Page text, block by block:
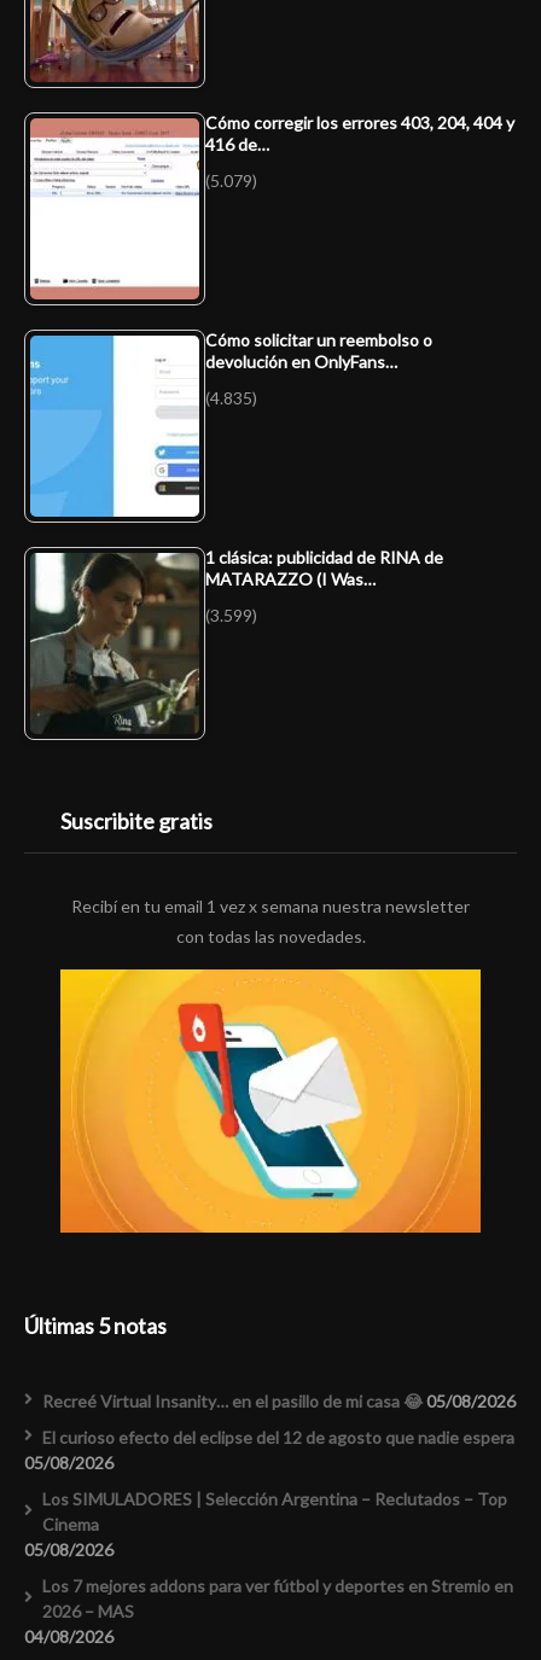
Cómo corregir los errores 403, 204, 404 y
416 de…
(5.079)
Cómo solicitar un reembolso o
devolución en OnlyFans…
(4.835)
1 clásica: publicidad de RINA de
MATARAZZO (I Was…
(3.599)
Suscribite gratis
Recibí en tu email 1 vez x semana nuestra newsletter
con todas las novedades.
Últimas 5 notas
Recreé Virtual Insanity… en el pasillo de mi casa 😂05/08/2026
El curioso efecto del eclipse del 12 de agosto que nadie espera
05/08/2026
Los SIMULADORES | Selección Argentina – Reclutados – Top
Cinema
05/08/2026
Los 7 mejores addons para ver fútbol y deportes en Stremio en
2026 – MAS
04/08/2026